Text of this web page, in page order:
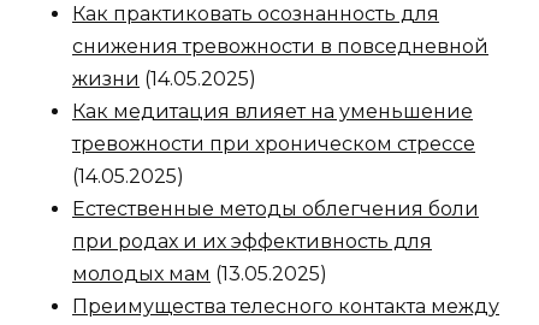
Как практиковать осознанность для
снижения тревожности в повседневной
жизни (14.05.2025)
Как медитация влияет на уменьшение
тревожности при хроническом стрессе
(14.05.2025)
Естественные методы облегчения боли
при родах и их эффективность для
молодых мам (13.05.2025)
Преимущества телесного контакта между